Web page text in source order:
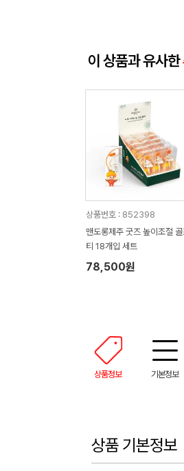
이 상품과 유사한
상품번호 : 852398
맨도롱제주 굿즈 높이조절 골
티 18개입 세트
78,500원
상품정보 기본정보
상품 기본정보